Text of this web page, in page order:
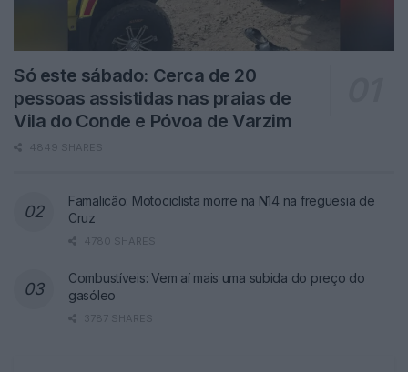
Só este sábado: Cerca de 20
pessoas assistidas nas praias de
Vila do Conde e Póvoa de Varzim
4849 SHARES
Famalicão: Motociclista morre na N14 na freguesia de
Cruz
4780 SHARES
Combustíveis: Vem aí mais uma subida do preço do
gasóleo
3787 SHARES